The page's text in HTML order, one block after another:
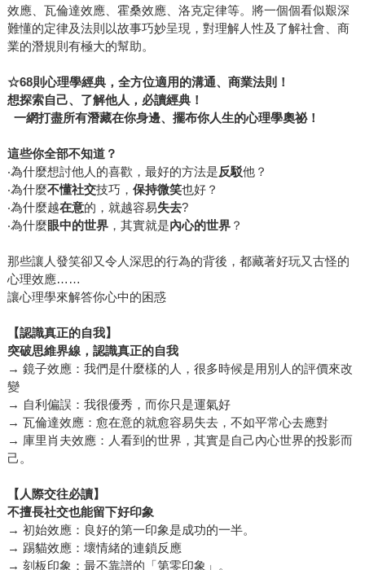
效應、瓦倫達效應、霍桑效應、洛克定律等。將一個個看似艱深
難懂的定律及法則以故事巧妙呈現，對理解人性及了解社會、商
業的潛規則有極大的幫助。
☆68則心理學經典，全方位適用的溝通、商業法則！
想探索自己、了解他人，必讀經典！
一網打盡所有潛藏在你身邊、擺布你人生的心理學奧祕！
這些你全部不知道？
‧為什麼想討他人的喜歡，最好的方法是反駁他？
‧為什麼不懂社交技巧， 保持微笑也好？
‧為什麼越在意的，就越容易失去?
‧為什麼眼中的世界，其實就是內心的世界？
那些讓人發笑卻又令人深思的行為的背後，都藏著好玩又古怪的
心理效應……
讓心理學來解答你心中的困惑
【認識真正的自我】
突破思維界線，認識真正的自我
→ 鏡子效應：我們是什麼樣的人，很多時候是用別人的評價來改
變
→ 自利偏誤：我很優秀，而你只是運氣好
→ 瓦倫達效應：愈在意的就愈容易失去，不如平常心去應對
→ 庫里肖夫效應：人看到的世界，其實是自己內心世界的投影而
己。
【人際交往必讀】
不擅長社交也能留下好印象
→ 初始效應：良好的第一印象是成功的一半。
→ 踢貓效應：壞情緒的連鎖反應
→ 刻板印象：最不靠譜的「第零印象」。